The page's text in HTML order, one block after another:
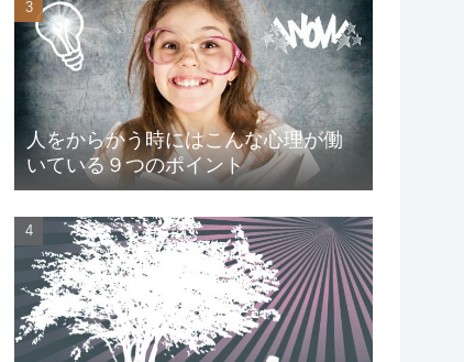
人をからかう時にはこんな心理が働
いている９つのポイント